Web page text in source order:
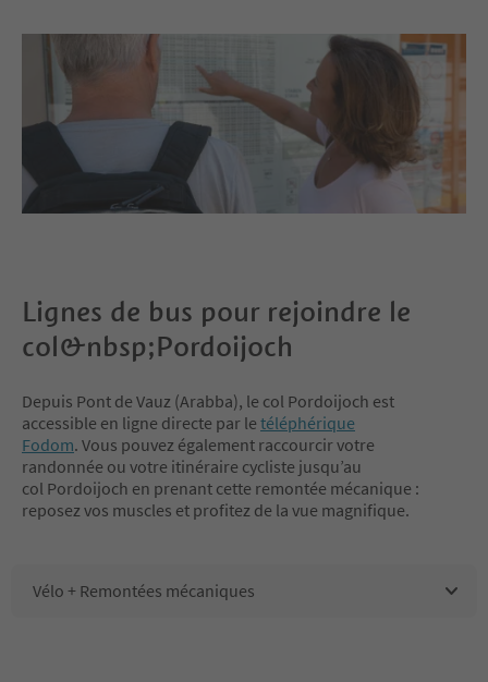
Lignes de bus pour rejoindre le
col&nbsp;Pordoijoch
Depuis Pont de Vauz (Arabba), le col Pordoijoch est
accessible en ligne directe par le téléphérique
Fodom. Vous pouvez également raccourcir votre
randonnée ou votre itinéraire cycliste jusqu’au
col Pordoijoch en prenant cette remontée mécanique :
reposez vos muscles et profitez de la vue magnifique.
Vélo + Remontées mécaniques